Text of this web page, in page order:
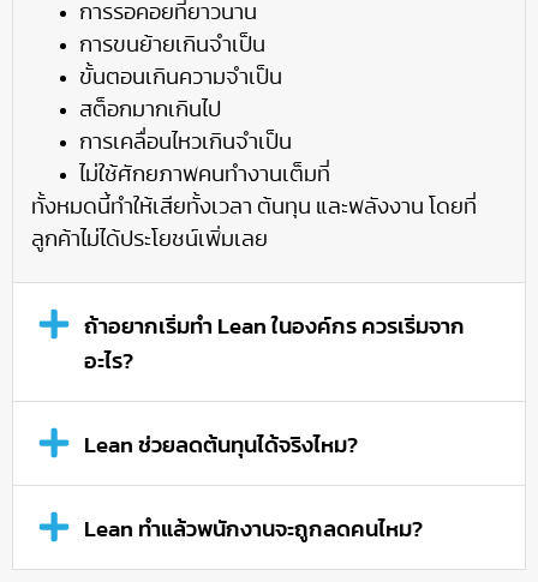
การรอคอยที่ยาวนาน
การขนย้ายเกินจำเป็น
ขั้นตอนเกินความจำเป็น
สต็อกมากเกินไป
การเคลื่อนไหวเกินจำเป็น
ไม่ใช้ศักยภาพคนทำงานเต็มที่
ทั้งหมดนี้ทำให้เสียทั้งเวลา ต้นทุน และพลังงาน โดยที่
ลูกค้าไม่ได้ประโยชน์เพิ่มเลย
ถ้าอยากเริ่มทำ Lean ในองค์กร ควรเริ่มจาก
อะไร?
Lean ช่วยลดต้นทุนได้จริงไหม?
Lean ทำแล้วพนักงานจะถูกลดคนไหม?